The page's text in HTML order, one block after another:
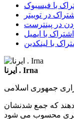
با فیسبوک
در توییتر
در پینترست
اشتراک با ایمیل
با لینکدین
ایرنا . Irna
جمهوری اسلامی
که جمع شدنشان
هنری محسوب می شود